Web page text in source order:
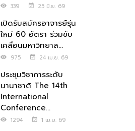
339 25 มิ.ย. 69
เปิดรับสมัครอาจารย์รุ่น
ใหม่ 60 อัตรา ร่วมขับ
เคลื่อนมหาวิทยาล...
975 24 เม.ย. 69
ประชุมวิชาการระดับ
นานาชาติ The 14th
International
Conference...
1294 1 เม.ย. 69